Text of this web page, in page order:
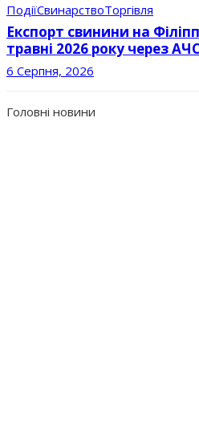
ПодіїСвинарствоТоргівля
Експорт свинини на
травні 2026 року через
6 Серпня, 2026
Головні новини